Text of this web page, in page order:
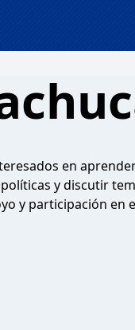
en
y discutir
y participación en